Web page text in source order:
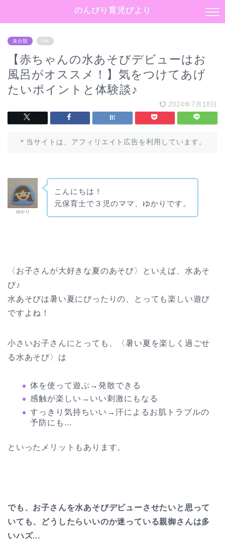
のんびり育児びより
未分類 PR
【赤ちゃんの水あそびデビューはお
風呂がオススメ！】気をつけてあげ
たいポイントと体験談♪
2024年7月18日
＊当サイトは、アフィリエイト広告を利用しています。
ゆかり
こんにちは！
元保育士で３児のママ、ゆかりです。
〈お子さんが大好きな夏のあそび〉といえば、水あそ
び♪
水あそびは暑い夏にぴったりの、とっても楽しい遊び
ですよね！
小さいお子さんにとっても、〈暑い夏を楽しく過ごせ
る水あそび〉は
体を使って遊ぶ→発散できる
感触が楽しい→いい刺激にもなる
すっきり気持ちいい→汗によるお肌トラブルの
予防にも...
といったメリットもあります。
でも、お子さんを水あそびデビューさせたいと思って
いても、どうしたらいいのか迷っている親御さんは多
いハズ...